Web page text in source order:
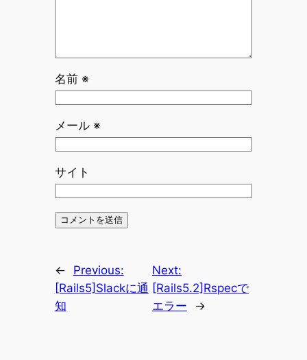
名前 ※
メール ※
サイト
←
Previous:
[Rails5]Slackに通
知
Next:
[Rails5.2]Rspecで
エラー
→